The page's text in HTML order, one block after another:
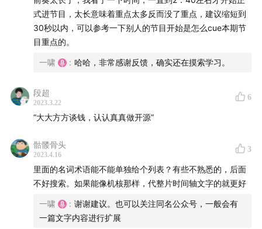
“未来你写的每一行开源代码都可能获被动收入” —— 一
个全新的开源协同和利益分配体系
投融资从开源转向到 AI
03:30 哪里火就去做什么，就一定能赚到钱吗？
core.js 的惨状
开源项目的流量广告变现
式进节目，太长意味着重点太多反而没了重点，建议缩短到
30秒以内，可以参考一下别人的节目开始是怎么cue本期节
目重点的。
一啸 : 哈哈，非常感谢反馈，确实还在摸索学习。
段超
2023.3.22
6
“大大方方谈钱，认认真真做开源”
骷髅骨头
2023.4.16
3
里面的名词术语能不能单独给个列表？有些不熟悉的，后面
不好搜索。如果能像机核那样，代整片时间轴文字的就更好
一啸 : 谢谢建议。也可以关注同名公众号，一般会有
一篇文字内容进行扩展